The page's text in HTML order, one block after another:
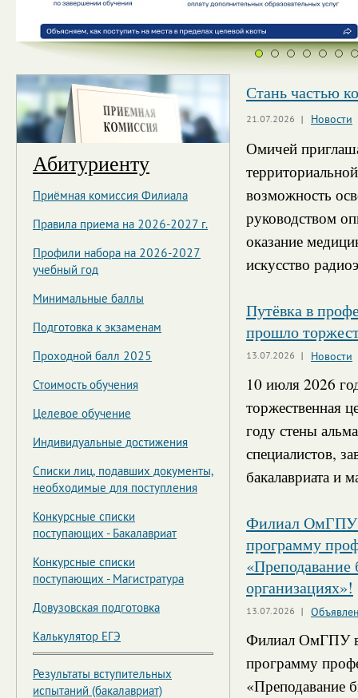
Абитуриенту
Приёмная комиссия Филиала
Правила приема на 2026-2027 г.
Профили набора на 2026-2027
учебный год
Минимальные баллы
Подготовка к экзаменам
Проходной балл 2025
Стоимость обучения
Целевое обучение
Индивидуальные достижения
Списки лиц, подавших документы,
необходимые для поступления
Конкурсные списки
поступающих - Бакалавриат
Конкурсные списки
поступающих - Магистратура
Довузовская подготовка
Калькулятор ЕГЭ
Результаты вступительных
испытаний (бакалавриат)
Стань частью
21.07.2026 Новости
Омичей
возможность
руководством
оказание
искусство
Путёвка в
прошло
13.07.2026 Новости
10 июля 2026
торжественная
году стены
специалистов,
бакалавриата и
Филиал ОмГПУ
программу
«Преподавание
организациях»!
13.07.2026
Филиал ОмГПУ в
программу
«Преподавание
Страницы